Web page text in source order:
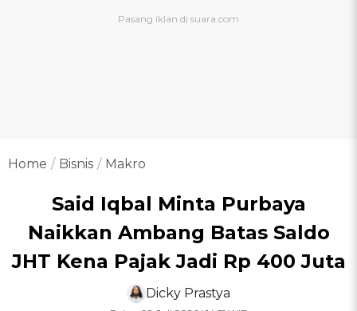
Home Bisnis Makro
Said Iqbal Minta Purbaya
Naikkan Ambang Batas Saldo
JHT Kena Pajak Jadi Rp 400 Juta
Dicky Prastya